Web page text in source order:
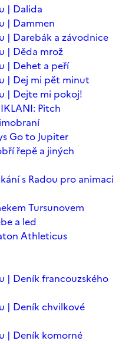
| Dalida
| Dammen
| Darebák a závodnice
| Děda mrož
| Dehet a peří
| Dej mi pět minut
| Dejte mi pokoj!
Pitch
Go to Jupiter
řepě a jiných
s Radou pro animaci
Tursunovem
a led
Athleticus
| Deník francouzského
| Deník chvilkové
| Deník komorné